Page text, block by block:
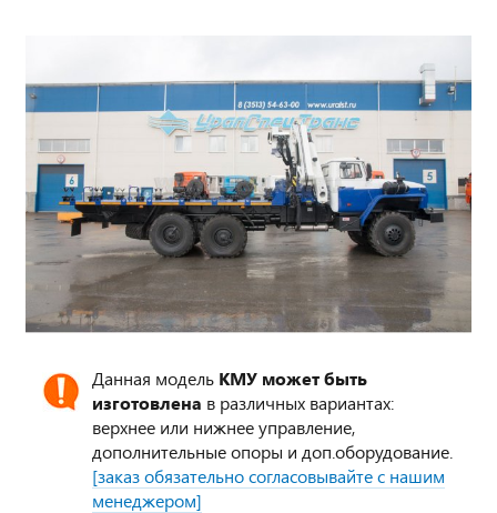
Данная модель КМУ может быть
изготовлена в различных вариантах:
верхнее или нижнее управление,
дополнительные опоры и доп.оборудование.
[заказ обязательно согласовывайте с нашим
менеджером]